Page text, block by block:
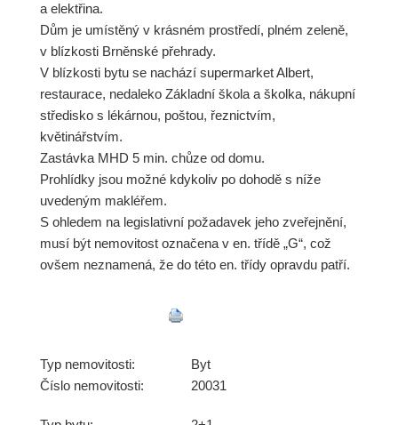
a elektřina.
Dům je umístěný v krásném prostředí, plném zeleně,
v blízkosti Brněnské přehrady.
V blízkosti bytu se nachází supermarket Albert,
restaurace, nedaleko Základní škola a školka, nákupní
středisko s lékárnou, poštou, řeznictvím,
květinářstvím.
Zastávka MHD 5 min. chůze od domu.
Prohlídky jsou možné kdykoliv po dohodě s níže
uvedeným makléřem.
S ohledem na legislativní požadavek jeho zveřejnění,
musí být nemovitost označena v en. třídě „G“, což
ovšem neznamená, že do této en. třídy opravdu patří.
Typ nemovitosti:
Byt
Číslo nemovitosti:
20031